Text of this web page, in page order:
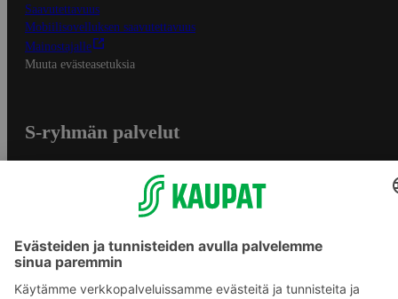
Saavutettavuus
Mobiilisovelluksen saavutettavuus
Mainostajalle
Muuta evästeasetuksia
S-ryhmän palvelut
S-ostoslista -sovellus
Prisma.fi
Sokos.fi